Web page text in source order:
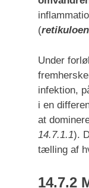
(
Under
infektion,
i en
at
14.7.1.1).
tælling af
14.7.2